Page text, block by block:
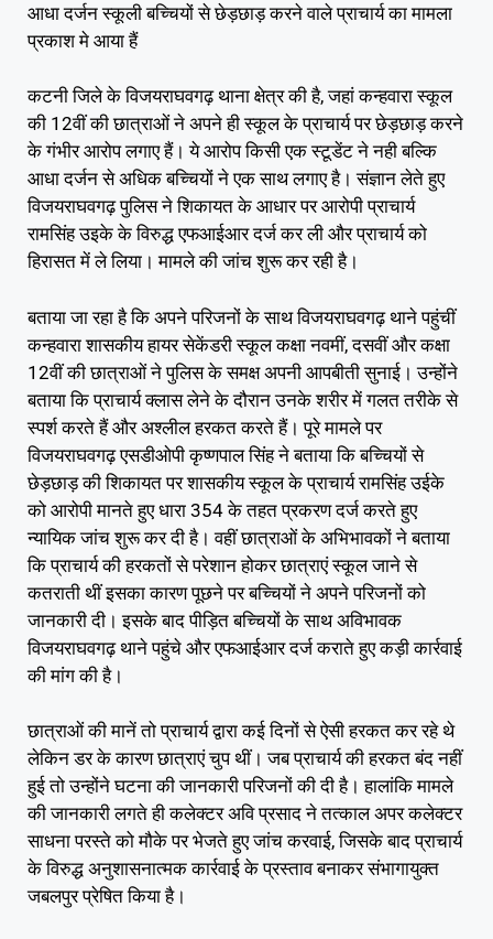
आधा दर्जन स्कूली बच्चियों से छेड़छाड़ करने वाले प्राचार्य का मामला
प्रकाश मे आया हैं
कटनी जिले के विजयराघवगढ़ थाना क्षेत्र की है, जहां कन्हवारा स्कूल
की 12वीं की छात्राओं ने अपने ही स्कूल के प्राचार्य पर छेड़छाड़ करने
के गंभीर आरोप लगाए हैं। ये आरोप किसी एक स्टूडेंट ने नही बल्कि
आधा दर्जन से अधिक बच्चियों ने एक साथ लगाए है। संज्ञान लेते हुए
विजयराघवगढ़ पुलिस ने शिकायत के आधार पर आरोपी प्राचार्य
रामसिंह उइके के विरुद्ध एफआईआर दर्ज कर ली और प्राचार्य को
हिरासत में ले लिया। मामले की जांच शुरू कर रही है।
बताया जा रहा है कि अपने परिजनों के साथ विजयराघवगढ़ थाने पहुंचीं
कन्हवारा शासकीय हायर सेकेंडरी स्कूल कक्षा नवमीं, दसवीं और कक्षा
12वीं की छात्राओं ने पुलिस के समक्ष अपनी आपबीती सुनाई। उन्होंने
बताया कि प्राचार्य क्लास लेने के दौरान उनके शरीर में गलत तरीके से
स्पर्श करते हैं और अश्लील हरकत करते हैं। पूरे मामले पर
विजयराघवगढ़ एसडीओपी कृष्णपाल सिंह ने बताया कि बच्चियों से
छेड़छाड़ की शिकायत पर शासकीय स्कूल के प्राचार्य रामसिंह उईके
को आरोपी मानते हुए धारा 354 के तहत प्रकरण दर्ज करते हुए
न्यायिक जांच शुरू कर दी है। वहीं छात्राओं के अभिभावकों ने बताया
कि प्राचार्य की हरकतों से परेशान होकर छात्राएं स्कूल जाने से
कतराती थीं इसका कारण पूछने पर बच्चियों ने अपने परिजनों को
जानकारी दी। इसके बाद पीड़ित बच्चियों के साथ अविभावक
विजयराघवगढ़ थाने पहुंचे और एफआईआर दर्ज कराते हुए कड़ी कार्रवाई
की मांग की है।
छात्राओं की मानें तो प्राचार्य द्वारा कई दिनों से ऐसी हरकत कर रहे थे
लेकिन डर के कारण छात्राएं चुप थीं। जब प्राचार्य की हरकत बंद नहीं
हुई तो उन्होंने घटना की जानकारी परिजनों की दी है। हालांकि मामले
की जानकारी लगते ही कलेक्टर अवि प्रसाद ने तत्काल अपर कलेक्टर
साधना परस्ते को मौके पर भेजते हुए जांच करवाई, जिसके बाद प्राचार्य
के विरुद्ध अनुशासनात्मक कार्रवाई के प्रस्ताव बनाकर संभागायुक्त
जबलपुर प्रेषित किया है।